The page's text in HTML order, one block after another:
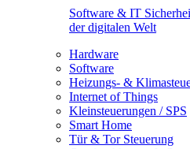
Software & IT
der digitalen Welt
Hardware
Software
Heizungs- &
Internet of Things
Kleinsteuerungen / SPS
Smart Home
Tür & Tor Steuerung